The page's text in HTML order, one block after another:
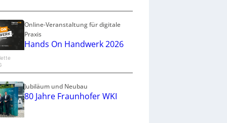
Online-Veranstaltung für digitale
Praxis
Hands On Handwerk 2026
Jubiläum und Neubau
80 Jahre Fraunhofer WKI